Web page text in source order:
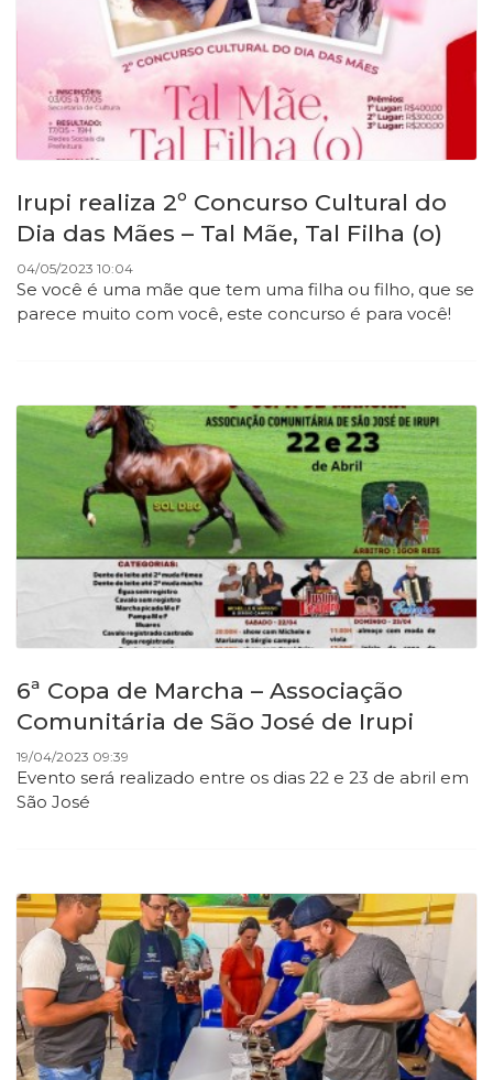
Irupi realiza 2º Concurso Cultural do
Dia das Mães – Tal Mãe, Tal Filha (o)
04/05/2023 10:04
Se você é uma mãe que tem uma filha ou filho, que se
parece muito com você, este concurso é para você!
6ª Copa de Marcha – Associação
Comunitária de São José de Irupi
19/04/2023 09:39
Evento será realizado entre os dias 22 e 23 de abril em
São José